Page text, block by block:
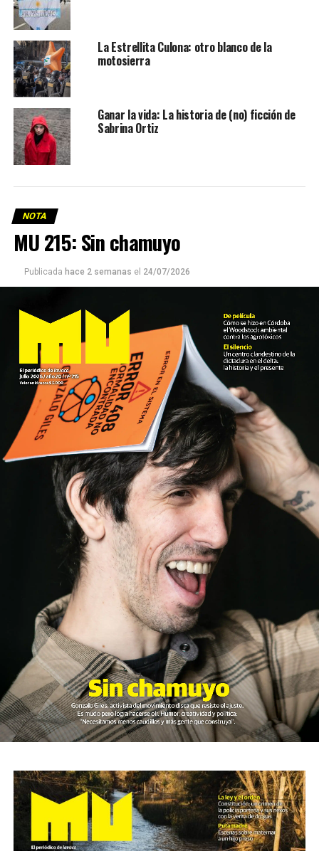
La Estrellita Culona: otro blanco de la
motosierra
Ganar la vida: La historia de (no) ficción de
Sabrina Ortiz
NOTA
MU 215: Sin chamuyo
Publicada hace 2 semanas el 24/07/2026